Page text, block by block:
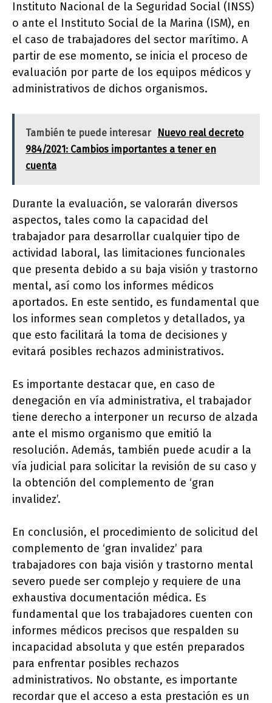
Instituto Nacional de la Seguridad Social (INSS)
o ante el Instituto Social de la Marina (ISM), en
el caso de trabajadores del sector marítimo. A
partir de ese momento, se inicia el proceso de
evaluación por parte de los equipos médicos y
administrativos de dichos organismos.
También te puede interesar
Nuevo real decreto
984/2021: Cambios importantes a tener en
cuenta
Durante la evaluación, se valorarán diversos
aspectos, tales como la capacidad del
trabajador para desarrollar cualquier tipo de
actividad laboral, las limitaciones funcionales
que presenta debido a su baja visión y trastorno
mental, así como los informes médicos
aportados. En este sentido, es fundamental que
los informes sean completos y detallados, ya
que esto facilitará la toma de decisiones y
evitará posibles rechazos administrativos.
Es importante destacar que, en caso de
denegación en vía administrativa, el trabajador
tiene derecho a interponer un recurso de alzada
ante el mismo organismo que emitió la
resolución. Además, también puede acudir a la
vía judicial para solicitar la revisión de su caso y
la obtención del complemento de ‘gran
invalidez’.
En conclusión, el procedimiento de solicitud del
complemento de ‘gran invalidez’ para
trabajadores con baja visión y trastorno mental
severo puede ser complejo y requiere de una
exhaustiva documentación médica. Es
fundamental que los trabajadores cuenten con
informes médicos precisos que respalden su
incapacidad absoluta y que estén preparados
para enfrentar posibles rechazos
administrativos. No obstante, es importante
recordar que el acceso a esta prestación es un